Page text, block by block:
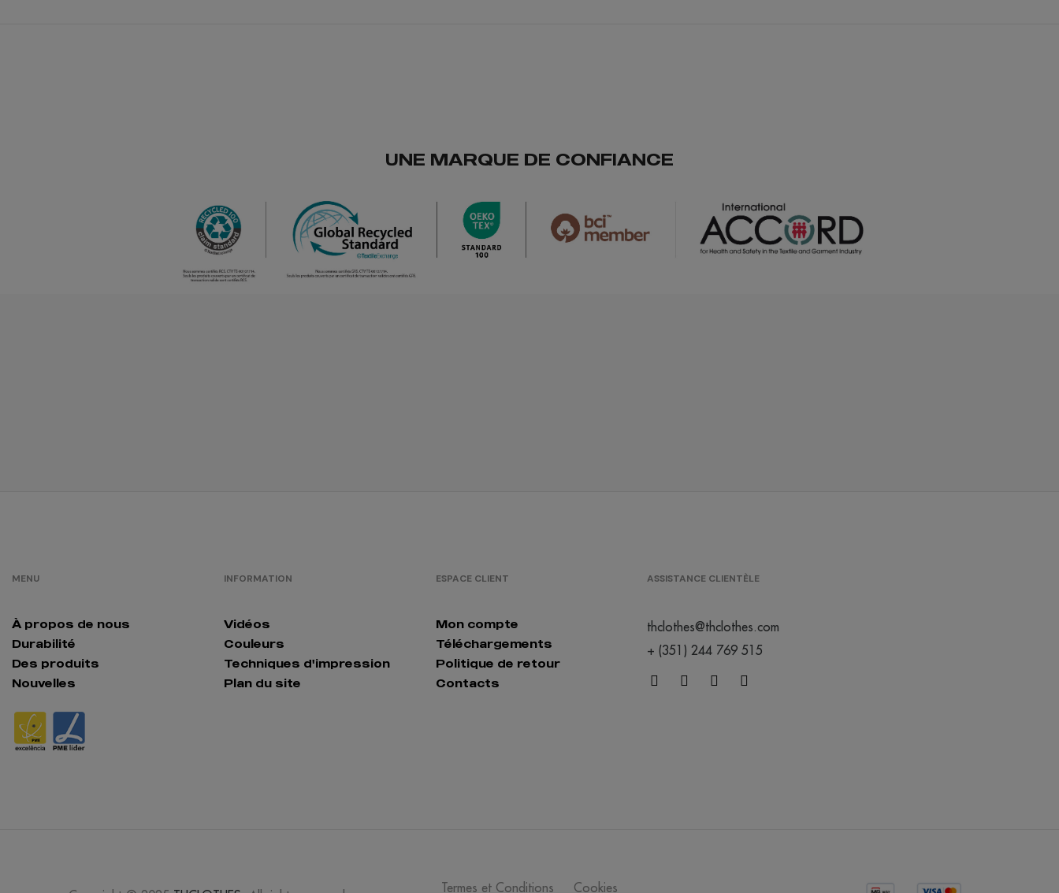
UNE MARQUE DE CONFIANCE
MENU
À propos de nous
Durabilité
Des produits
Nouvelles
INFORMATION
Vidéos
Couleurs
Techniques d'impression
Plan du site
ESPACE CLIENT
Mon compte
Téléchargements
Politique de retour
Contacts
ASSISTANCE CLIENTÈLE
thclothes@thclothes.com
+ (351) 244 769 515
Termes et Conditions Cookies